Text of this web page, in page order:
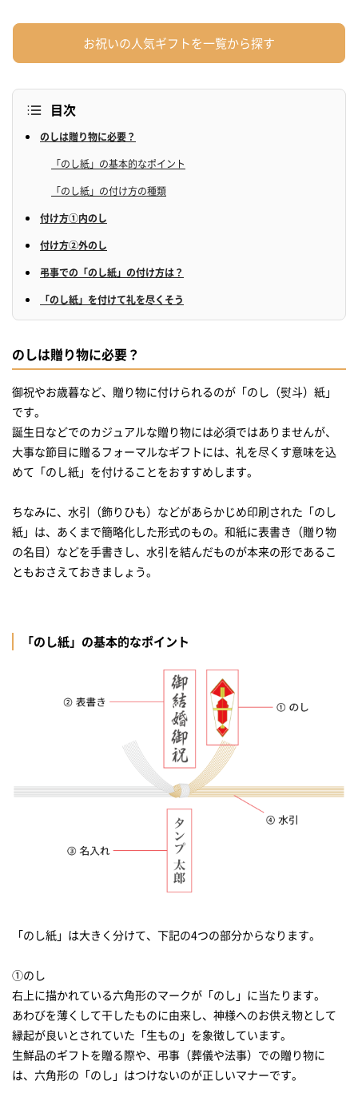
お祝いの人気ギフトを一覧から探す
目次
のしは贈り物に必要？
「のし紙」の基本的なポイント
「のし紙」の付け方の種類
付け方①内のし
付け方②外のし
弔事での「のし紙」の付け方は？
「のし紙」を付けて礼を尽くそう
のしは贈り物に必要？
御祝やお歳暮など、贈り物に付けられるのが「のし（熨斗）紙」
です。
誕生日などでのカジュアルな贈り物には必須ではありませんが、
大事な節目に贈るフォーマルなギフトには、礼を尽くす意味を込
めて「のし紙」を付けることをおすすめします。
ちなみに、水引（飾りひも）などがあらかじめ印刷された「のし
紙」は、あくまで簡略化した形式のもの。和紙に表書き（贈り物
の名目）などを手書きし、水引を結んだものが本来の形であるこ
ともおさえておきましょう。
「のし紙」の基本的なポイント
「のし紙」は大きく分けて、下記の4つの部分からなります。
①のし
右上に描かれている六角形のマークが「のし」に当たります。
あわびを薄くして干したものに由来し、神様へのお供え物として
縁起が良いとされていた「生もの」を象徴しています。
生鮮品のギフトを贈る際や、弔事（葬儀や法事）での贈り物に
は、六角形の「のし」はつけないのが正しいマナーです。